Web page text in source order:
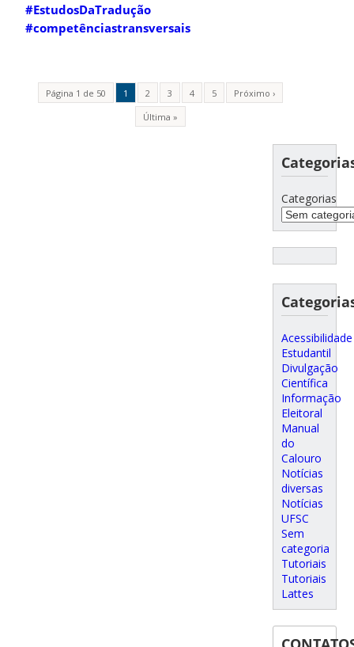
#EstudosDaTradução
#competênciastransversais
Página 1 de 50 1 2 3 4 5
Próximo ›
Última »
Categorias
Acessibilidade
Estudantil
Divulgação
Científica
Informação
Eleitoral
Manual
do
Calouro
Notícias
diversas
Notícias
UFSC
Sem
categoria
Tutoriais
Tutoriais
Lattes